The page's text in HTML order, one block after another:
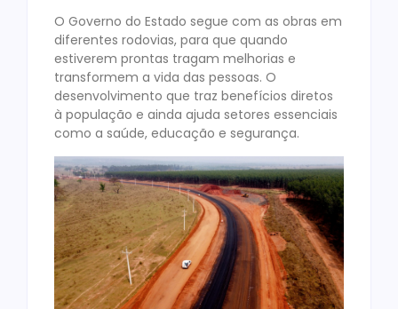
O Governo do Estado segue com as obras em
diferentes rodovias, para que quando
estiverem prontas tragam melhorias e
transformem a vida das pessoas. O
desenvolvimento que traz benefícios diretos
à população e ainda ajuda setores essenciais
como a saúde, educação e segurança.